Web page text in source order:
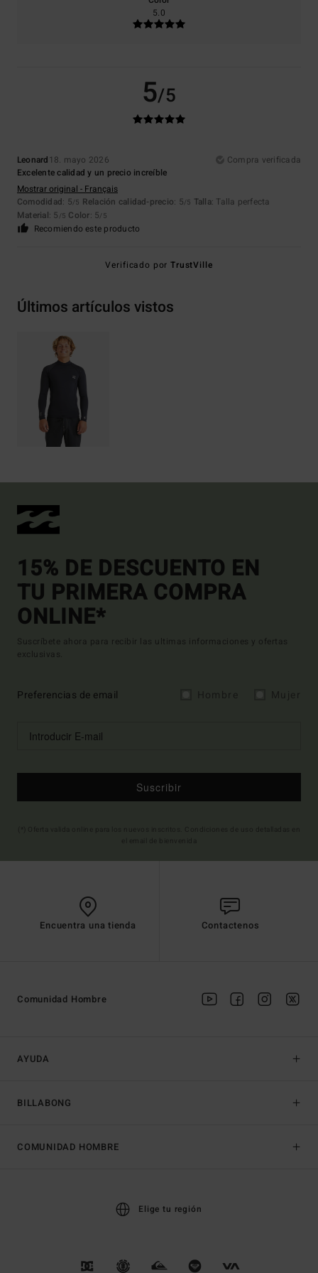
5.0
5/5
Leonard 18. mayo 2026
Compra verificada
Excelente calidad y un precio increíble
Mostrar original - Français
Comodidad: 5/5 Relación calidad-precio: 5/5 Talla: Talla perfecta
Material: 5 /5 Color: 5/5
Recomiendo este producto
Verificado porTrustVille
Últimos artículos vistos
15% DE DESCUENTO EN
TU PRIMERA COMPRA
ONLINE*
Suscríbete ahora para recibir las ultimas informaciones y ofertas
exclusivas.
Preferencias de email
Suscribir
Encuentra una tienda Contactenos
AYUDA
BILLABONG
Comunidad Hombre
COMUNIDAD HOMBRE
Elige tu región